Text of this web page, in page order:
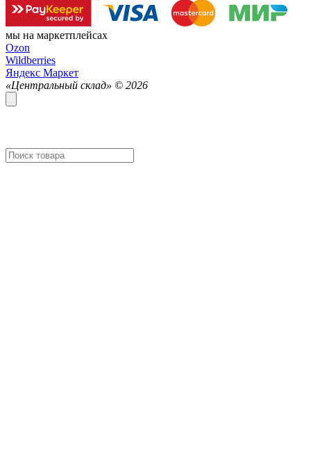
мы на маркетплейсах
Ozon
Wildberries
Яндекс Маркет
«Центральный склад» © 2026